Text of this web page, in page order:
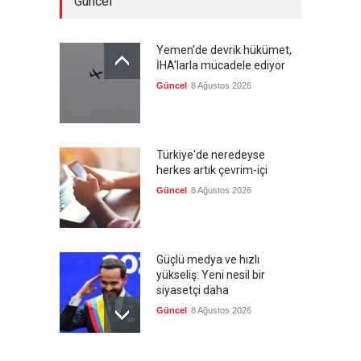
Yemen'de devrik hükümet,
İHA'larla mücadele ediyor
Güncel 8 Ağustos 2026
Türkiye'de neredeyse
herkes artık çevrim-içi
Güncel 8 Ağustos 2026
Güçlü medya ve hızlı
yükseliş: Yeni nesil bir
siyasetçi daha
Güncel 8 Ağustos 2026